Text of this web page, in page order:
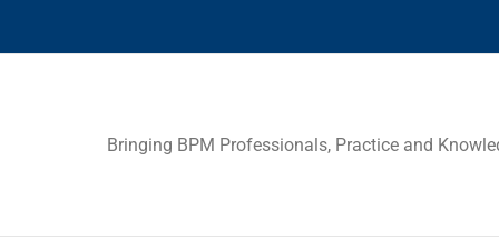
Bringing BPM Professionals, Practice and